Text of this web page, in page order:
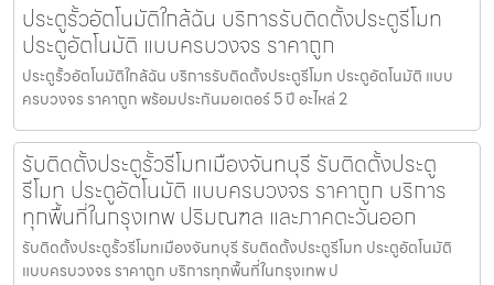
ประตูรั้วอัตโนมัติใกล้ฉัน บริการรับติดตั้งประตูรีโมท
ประตูอัตโนมัติ แบบครบวงจร ราคาถูก
ประตูรั้วอัตโนมัติใกล้ฉัน บริการรับติดตั้งประตูรีโมท ประตูอัตโนมัติ แบบ
ครบวงจร ราคาถูก พร้อมประกันมอเตอร์ 5 ปี อะไหล่ 2
รับติดตั้งประตูรั้วรีโมทเมืองจันทบุรี รับติดตั้งประตู
รีโมท ประตูอัตโนมัติ แบบครบวงจร ราคาถูก บริการ
ทุกพื้นที่ในกรุงเทพ ปริมณฑล และภาคตะวันออก
รับติดตั้งประตูรั้วรีโมทเมืองจันทบุรี รับติดตั้งประตูรีโมท ประตูอัตโนมัติ
แบบครบวงจร ราคาถูก บริการทุกพื้นที่ในกรุงเทพ ป